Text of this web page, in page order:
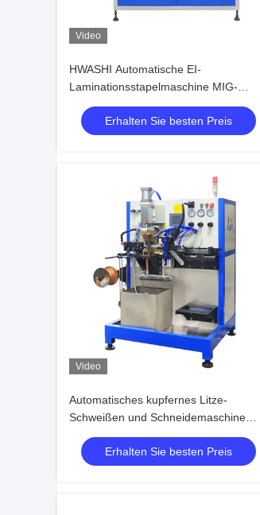
Video
HWASHI Automatische EI-
Laminationsstapelmaschine MIG-
Schweißer für das Schweißen von EI-
Teilen
Erhalten Sie besten Preis
Video
Automatisches kupfernes Litze-
Schweißen und Schneidemaschine
CER/CCC/ISO HWASHI
Erhalten Sie besten Preis